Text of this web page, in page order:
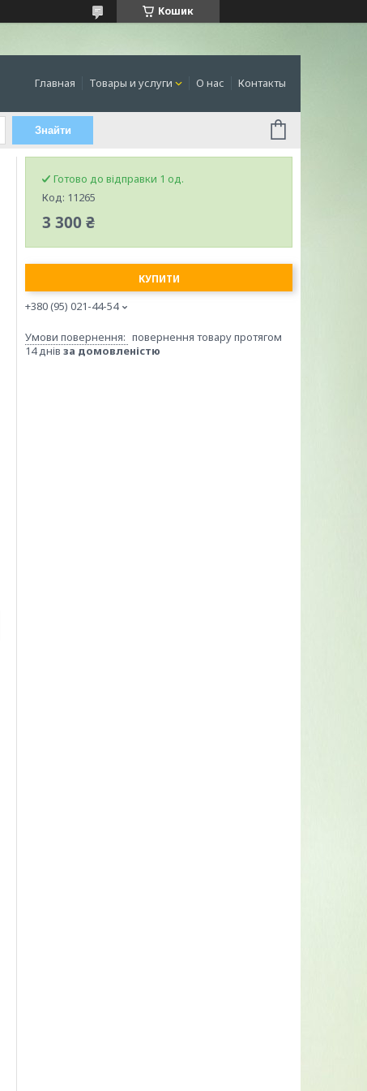
Кошик
Главная Товары и услуги О нас Контакты
Знайти
Готово до відправки 1 од.
Код: 11265
3 300 ₴
КУПИТИ
+380 (95) 021-44-54
повернення товару протягом
14 днів за домовленістю